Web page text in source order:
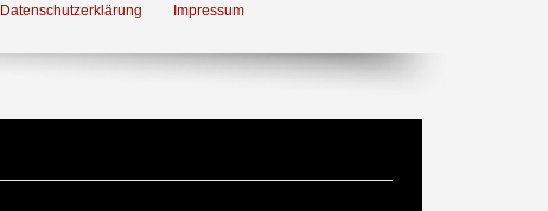
Datenschutzerklärung Impressum